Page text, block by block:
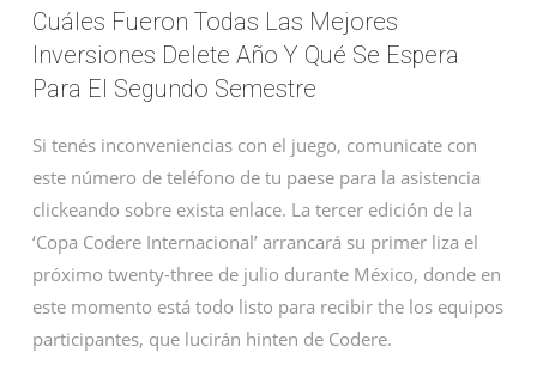
Cuáles Fueron Todas Las Mejores
Inversiones Delete Año Y Qué Se Espera
Para El Segundo Semestre
Si tenés inconveniencias con el juego, comunicate con
este número de teléfono de tu paese para la asistencia
clickeando sobre exista enlace. La tercer edición de la
‘Copa Codere Internacional’ arrancará su primer liza el
próximo twenty-three de julio durante México, donde en
este momento está todo listo para recibir the los equipos
participantes, que lucirán hinten de Codere.